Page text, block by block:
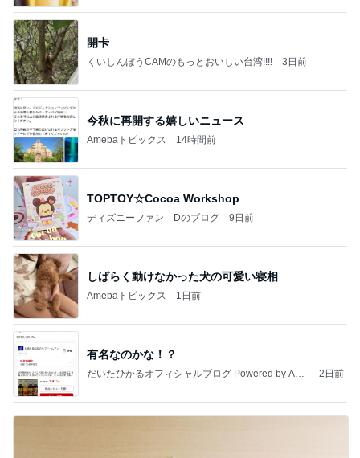
開卡
くいしんぼうCAMのもっとおいしい台湾!!!! 3日前
今秋に再開する嬉しいニュース
Amebaトピックス 14時間前
TOPTOY☆Cocoa Workshop
ディズニーファン Dのブログ 9日前
しばらく動けなかった犬の可愛い寝相
Amebaトピックス 1日前
有名なのかな！？
だいたひかるオフィシャルブログ Powered by Ame
2日前